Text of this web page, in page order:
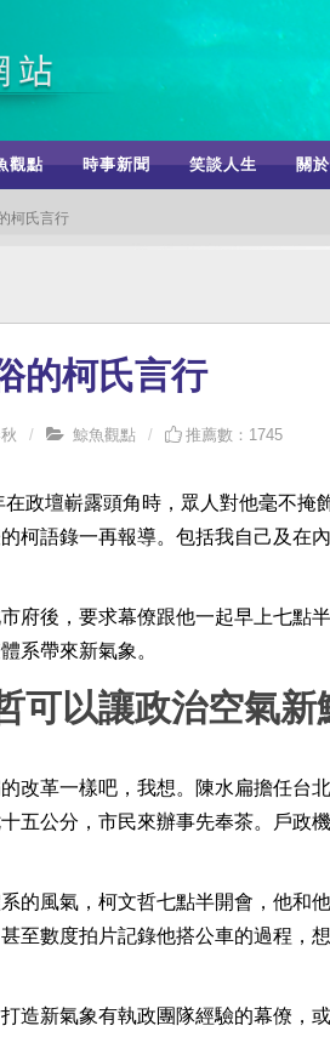
觀點 時事新聞 笑談人生 關
柯氏言行
的柯氏言行
鯨魚觀點 推薦數：1745
政壇嶄露頭角時，眾人對他毫不
柯語錄一再報導。包括我自己及在
府後，要求幕僚跟他一起早上七點
系帶來新氣象。
可以讓政治空氣新
改革一樣吧，我想。陳水扁擔任台
五公分，市民來辦事先奉茶。戶政
的風氣，柯文哲七點半開會，他和
至數度拍片記錄他搭公車的過程，
造新氣象有執政團隊經驗的幕僚，